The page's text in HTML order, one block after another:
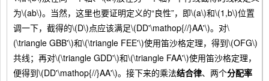
为\(ab\)。当然，这里也要证明定义的“良性”，即\(a\)和\(1,b\)位置
调一下，截得的\(D\)点应该满足\(DD'\mathop{//}AA'\)。对\
(\triangle GBB'\)和\(\triangle FEE'\)使用笛沙格定理，得到\(OFG\)
共线；再对\(\triangle GDD'\)和\(\triangle FAA'\)使用笛沙格定理，
便得到\(DD'\mathop{//}AA'\)。接下来的乘法结合律、两个分配率